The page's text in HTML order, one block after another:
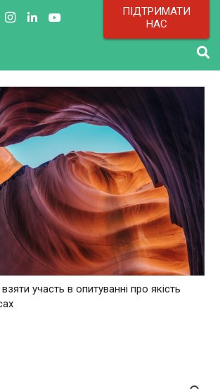
ПІДТРИМАТИ
НАС
участь в опитуванні про якість